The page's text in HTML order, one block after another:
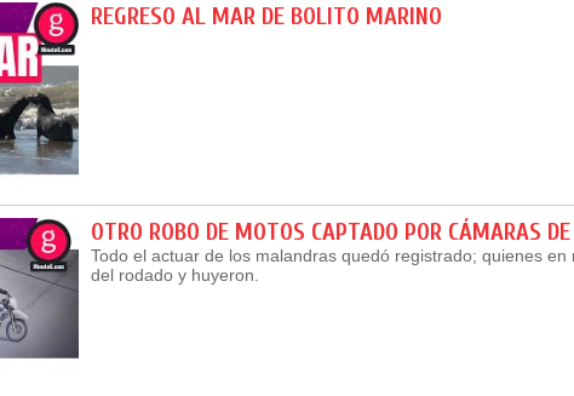
REGRESO AL MAR DE BOLITO MARINO
OTRO ROBO DE MOTOS CAPTADO POR CÁMARAS
Todo el actuar de los malandras quedó registrado; quienes
del rodado y huyeron.